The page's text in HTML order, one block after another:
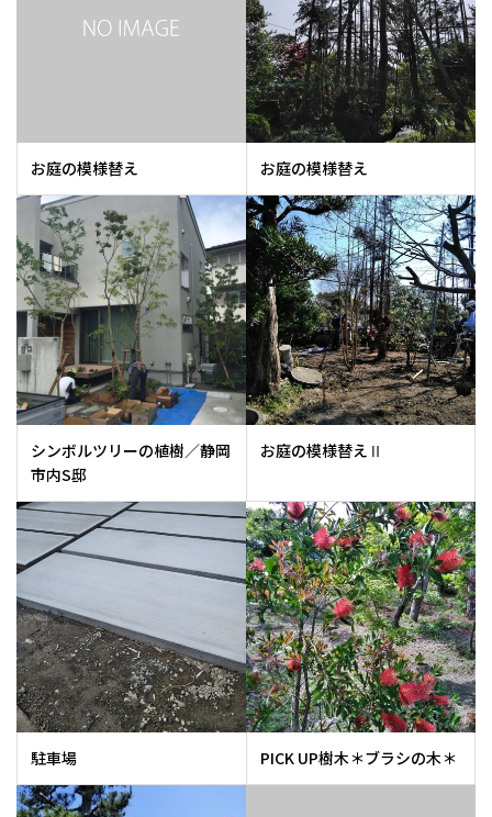
お庭の模様替え お庭の模様替え
シンボルツリーの植樹／静岡
市内S邸
お庭の模様替えⅡ
駐車場 PICK UP樹木＊ブラシの木＊